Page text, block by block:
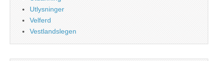
Utlysninger
Velferd
Vestlandslegen